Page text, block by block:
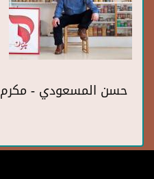
حسن المسعودي - مكرم